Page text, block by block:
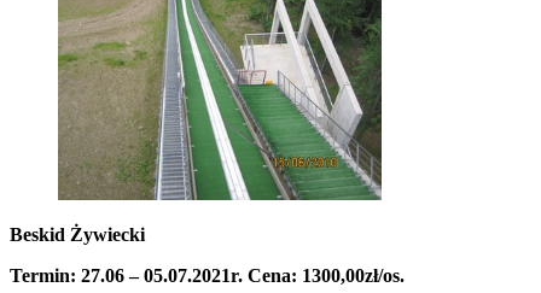
Beskid Żywiecki
Termin: 27.06 – 05.07.2021r. Cena: 1300,00zł/os.